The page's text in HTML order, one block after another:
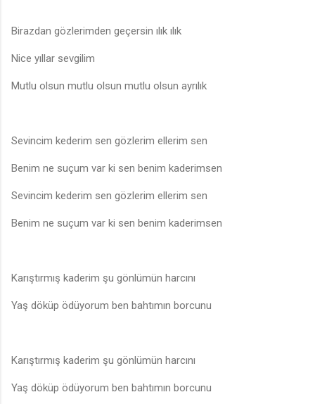
Birazdan gözlerimden geçersin ılık ılık
Nice yıllar sevgilim
Mutlu olsun mutlu olsun mutlu olsun ayrılık
Sevincim kederim sen gözlerim ellerim sen
Benim ne suçum var ki sen benim kaderimsen
Sevincim kederim sen gözlerim ellerim sen
Benim ne suçum var ki sen benim kaderimsen
Karıştırmış kaderim şu gönlümün harcını
Yaş döküp ödüyorum ben bahtımın borcunu
Karıştırmış kaderim şu gönlümün harcını
Yaş döküp ödüyorum ben bahtımın borcunu